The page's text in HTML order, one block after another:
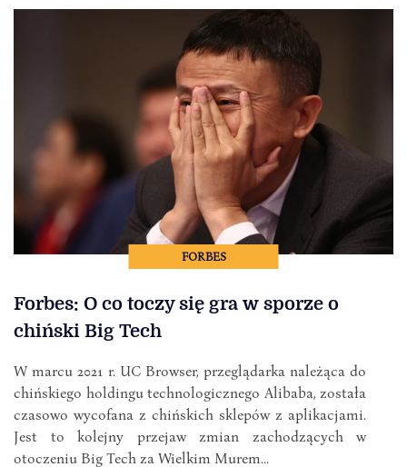
FORBES
Forbes: O co toczy się gra w sporze o
chiński Big Tech
W marcu 2021 r. UC Browser, przeglądarka należąca do
chińskiego holdingu technologicznego Alibaba, została
czasowo wycofana z chińskich sklepów z aplikacjami.
Jest to kolejny przejaw zmian zachodzących w
otoczeniu Big Tech za Wielkim Murem...